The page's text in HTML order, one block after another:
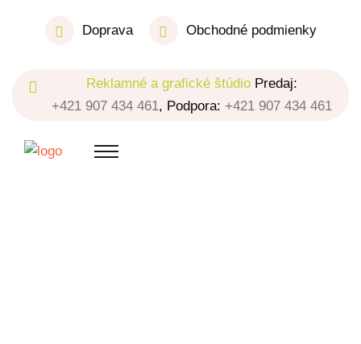
Doprava Obchodné podmienky
Reklamné a grafické štúdio Predaj:
+421 907 434 461, Podpora: +421 907 434 461